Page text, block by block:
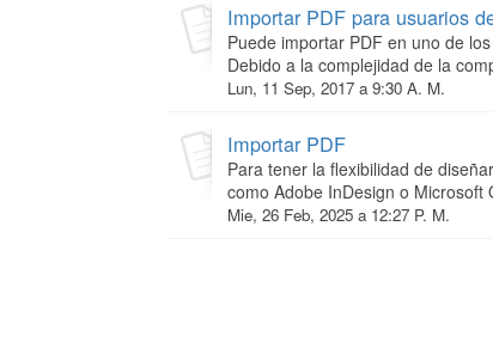
Importar PDF para usuarios
Puede importar PDF en uno de
Debido a la complejidad de la
Lun, 11 Sep, 2017 a 9:30 A. M.
Importar PDF
Para tener la flexibilidad de
como Adobe InDesign o Microsoft
Mie, 26 Feb, 2025 a 12:27 P. M.